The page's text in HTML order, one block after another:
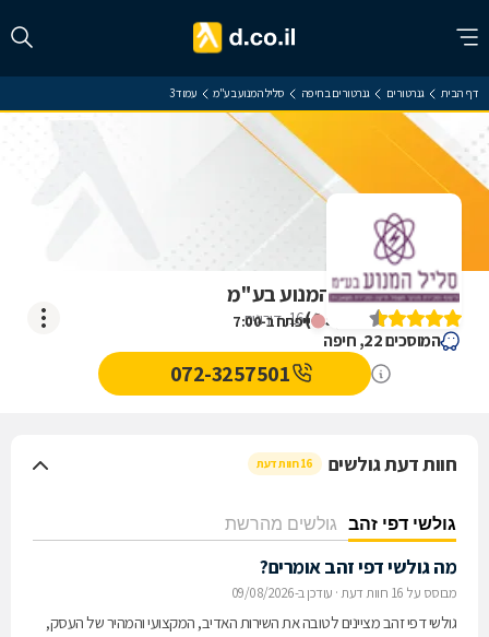
דף הבית גנרטורים גנרטורים בחיפה סליל המנוע בע"מ עמוד 3
ייפתח ב-7:00
ביקורת על סליל המנוע בע"מ
4.5
)
16דירוגים
המוסכים 22, חיפה
072-3257501
חוות דעת גולשים 16 חוות דעת
גולשי דפי זהב גולשים מהרשת
מה גולשי דפי זהב אומרים?
מבוסס על 16 חוות דעת · עודכן ב-09/08/2026
גולשי דפי זהב מציינים לטובה את השירות האדיב, המקצועי והמהיר של העסק,